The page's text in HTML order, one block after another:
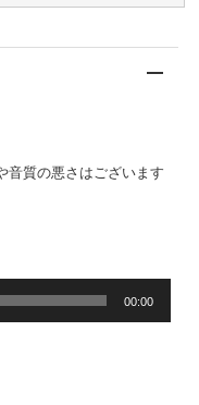
音質の悪さはございます
00:00